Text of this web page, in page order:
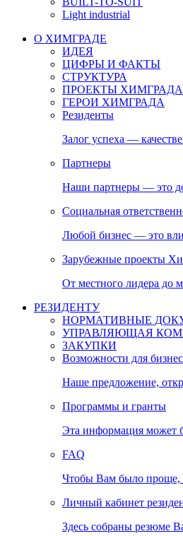
Light industrial
О ХИМГРАДЕ
ИДЕЯ
ЦИФРЫ И ФАКТЫ
СТРУКТУРА
ПРОЕКТЫ ХИМГРАДА
ГЕРОИ ХИМГРАДА
Резиденты
Залог успеха —
Партнеры
Наши партнеры — это
Социальная
Любой бизнес — это
Зарубежные проекты
От местного лидера до
РЕЗИДЕНТУ
НОРМАТИВНЫЕ
УПРАВЛЯЮЩАЯ
ЗАКУПКИ
Возможности для
Наше предложение,
Программы и гранты
Эта информация может
FAQ
Чтобы Вам было проще,
Личный кабинет
Здесь собраны резюме